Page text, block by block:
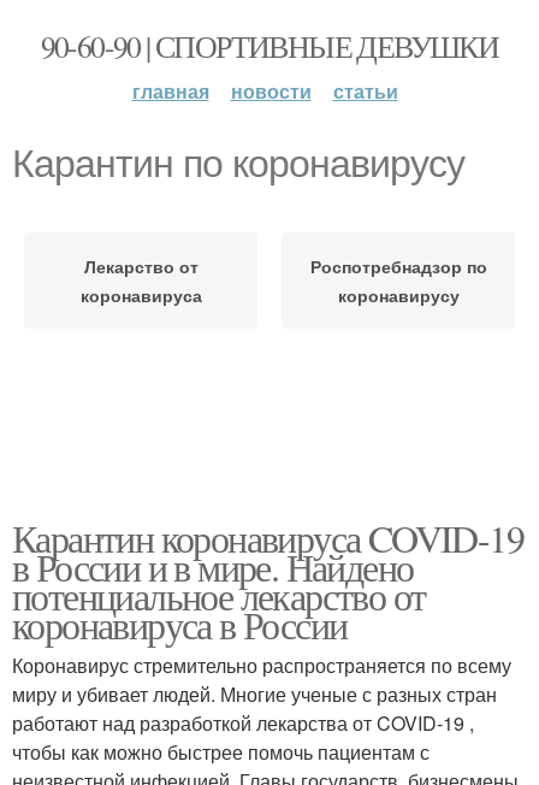
90-60-90 | СПОРТИВНЫЕ ДЕВУШКИ
главная новости статьи
Карантин по коронавирусу
Лекарство от
коронавируса
Роспотребнадзор по
коронавирусу
Карантин коронавируса COVID-19
в России и в мире. Найдено
потенциальное лекарство от
коронавируса в России
Коронавирус стремительно распространяется по всему
миру и убивает людей. Многие ученые с разных стран
работают над разработкой лекарства от COVID-19 ,
чтобы как можно быстрее помочь пациентам с